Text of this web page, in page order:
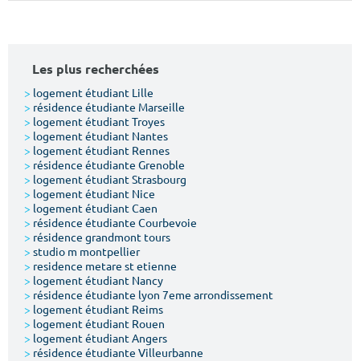
Type de location
Votre date d'entrée
Les plus recherchées
> logement étudiant Lille
> résidence étudiante Marseille
> logement étudiant Troyes
> logement étudiant Nantes
> logement étudiant Rennes
> résidence étudiante Grenoble
> logement étudiant Strasbourg
> logement étudiant Nice
> logement étudiant Caen
> résidence étudiante Courbevoie
> résidence grandmont tours
> studio m montpellier
> residence metare st etienne
> logement étudiant Nancy
> résidence étudiante lyon 7eme arrondissement
> logement étudiant Reims
> logement étudiant Rouen
> logement étudiant Angers
> résidence étudiante Villeurbanne